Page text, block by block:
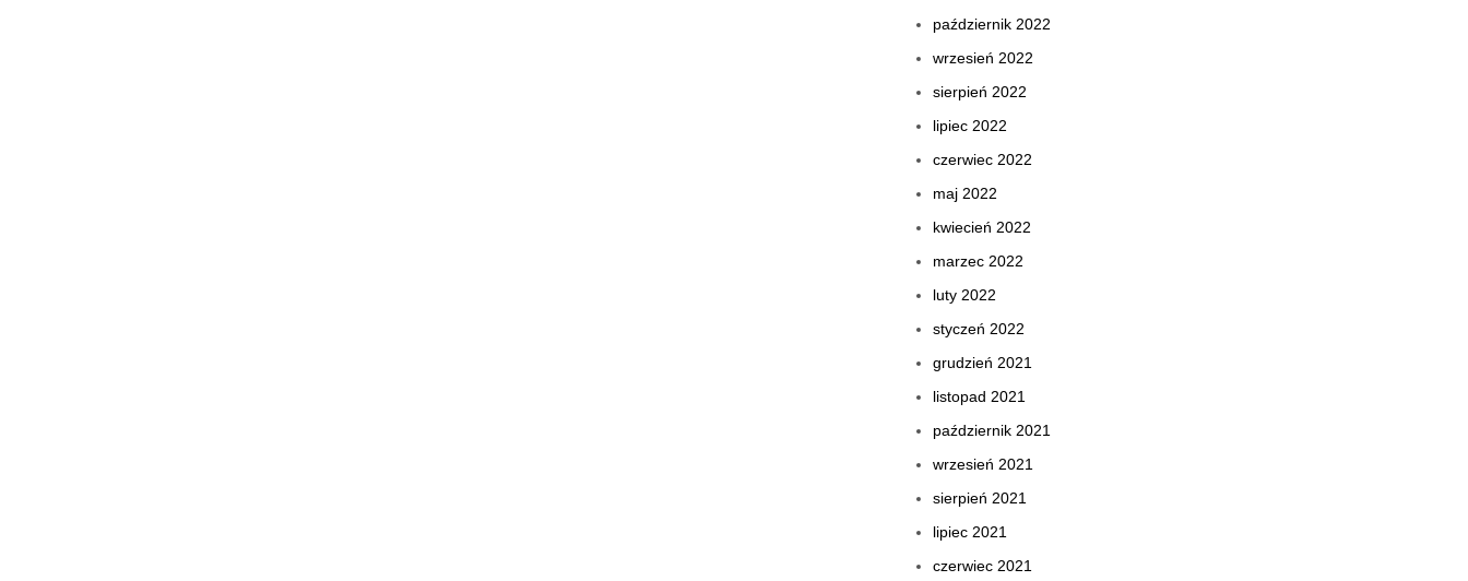
październik 2022
wrzesień 2022
sierpień 2022
lipiec 2022
czerwiec 2022
maj 2022
kwiecień 2022
marzec 2022
luty 2022
styczeń 2022
grudzień 2021
listopad 2021
październik 2021
wrzesień 2021
sierpień 2021
lipiec 2021
czerwiec 2021